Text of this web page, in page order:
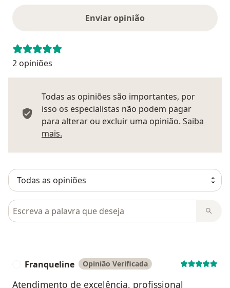
Enviar opinião
2 opiniões
Todas as opiniões são importantes, por
isso os especialistas não podem pagar
para alterar ou excluir uma opinião. Saiba
mais.
Pesquisar em opiniões
Franqueline Opinião Verificada
Atendimento de excelência, profissional